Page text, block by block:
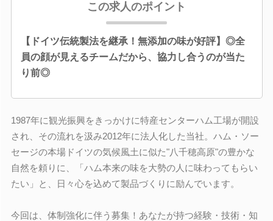
この求人のポイント
【ドイツ伝統製法を継承！無添加の味が好評】◎全
員の顔が見えるチームだから、協力し合うのが当た
り前◎
1987年に観光振興をきっかけに特産センターハム工場が開設
され、その流れを汲み2012年に法人化した当社。ハム・ソー
セージの本場ドイツの気候風土に似た"八千穂高原"の豊かな
自然を頼りに、「ハム本来の味を大勢の人に味わってもらい
たい」と、日々心を込めて製品づくりに励んでいます。
今回は、体制強化に伴う募集！あなたが持つ経験・技術・知